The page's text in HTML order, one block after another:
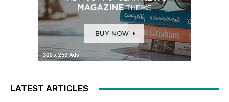
LATEST ARTICLES